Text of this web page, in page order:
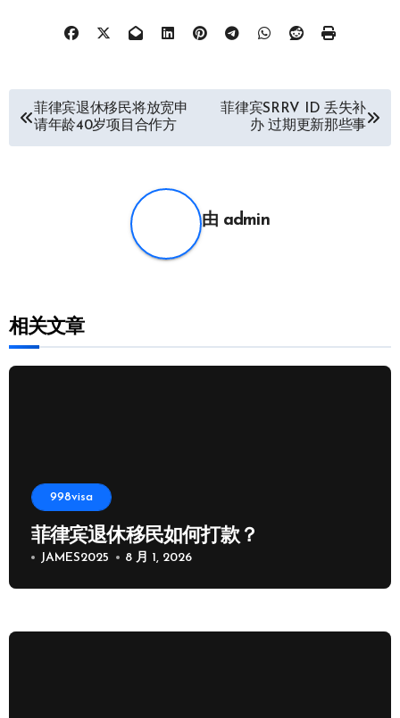
菲律宾退休移民将放宽申
请年龄40岁项目合作方
菲律宾SRRV ID 丢失补
办 过期更新那些事
由 admin
相关文章
998visa
菲律宾退休移民如何打款？
JAMES2025 8 月 1, 2026